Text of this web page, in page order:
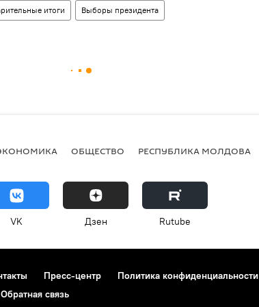
итоги Выборы президента
ОБЩЕСТВО РЕСПУБЛИКА МОЛДОВА
VK Дзен Rutube
Пресс-центр Политика конфиденциальности
Обратная связь